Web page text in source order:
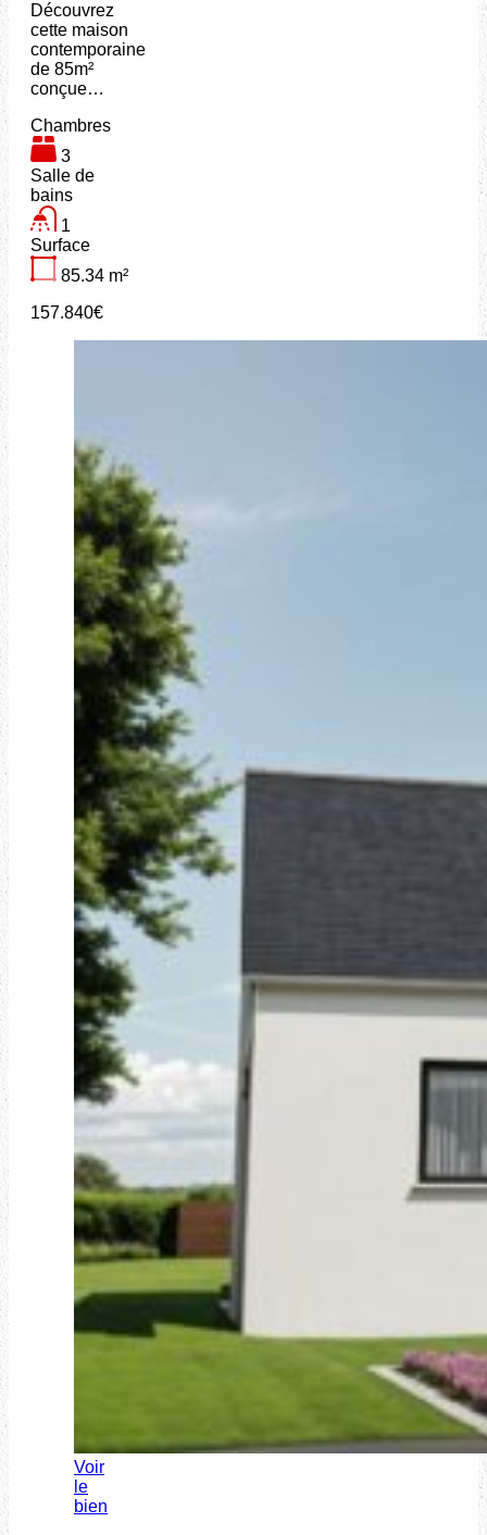
Découvrez
cette maison
contemporaine
de 85m²
conçue…
Chambres
3
Salle de
bains
1
Surface
85.34 m²
157.840€
Voir
le
bien